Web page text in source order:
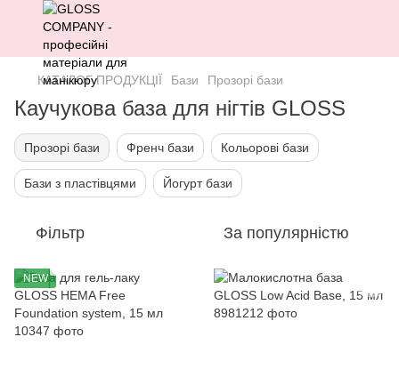
КАТАЛОГ ПРОДУКЦІЇ Бази Прозорі бази
Каучукова база для нігтів GLOSS
Прозорі бази Френч бази Кольорові бази
Бази з пластівцями Йогурт бази
Фільтр За популярністю
NEW